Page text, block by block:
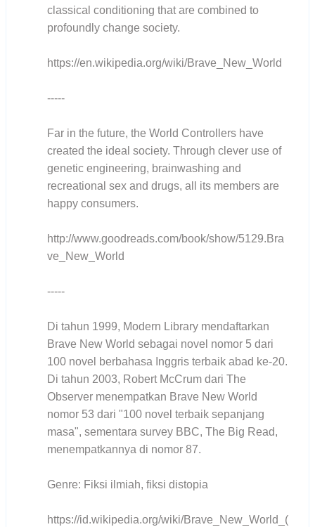
classical conditioning that are combined to
profoundly change society.
https://en.wikipedia.org/wiki/Brave_New_World
-----
Far in the future, the World Controllers have
created the ideal society. Through clever use of
genetic engineering, brainwashing and
recreational sex and drugs, all its members are
happy consumers.
http://www.goodreads.com/book/show/5129.Bra
ve_New_World
-----
Di tahun 1999, Modern Library mendaftarkan
Brave New World sebagai novel nomor 5 dari
100 novel berbahasa Inggris terbaik abad ke-20.
Di tahun 2003, Robert McCrum dari The
Observer menempatkan Brave New World
nomor 53 dari "100 novel terbaik sepanjang
masa", sementara survey BBC, The Big Read,
menempatkannya di nomor 87.
Genre: Fiksi ilmiah, fiksi distopia
https://id.wikipedia.org/wiki/Brave_New_World_(